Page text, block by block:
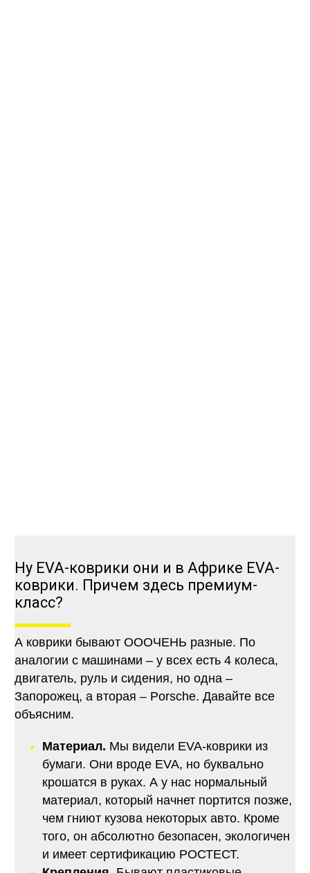
Ну EVA-коврики они и в Африке EVA-
коврики. Причем здесь премиум-
класс?
А коврики бывают ОООЧЕНЬ разные. По
аналогии с машинами – у всех есть 4 колеса,
двигатель, руль и сидения, но одна –
Запорожец, а вторая – Porsche. Давайте все
объясним.
Материал. Мы видели EVA-коврики из
бумаги. Они вроде EVA, но буквально
крошатся в руках. А у нас нормальный
материал, который начнет портится позже,
чем гниют кузова некоторых авто. Кроме
того, он абсолютно безопасен, экологичен
и имеет сертификацию РОСТЕСТ.